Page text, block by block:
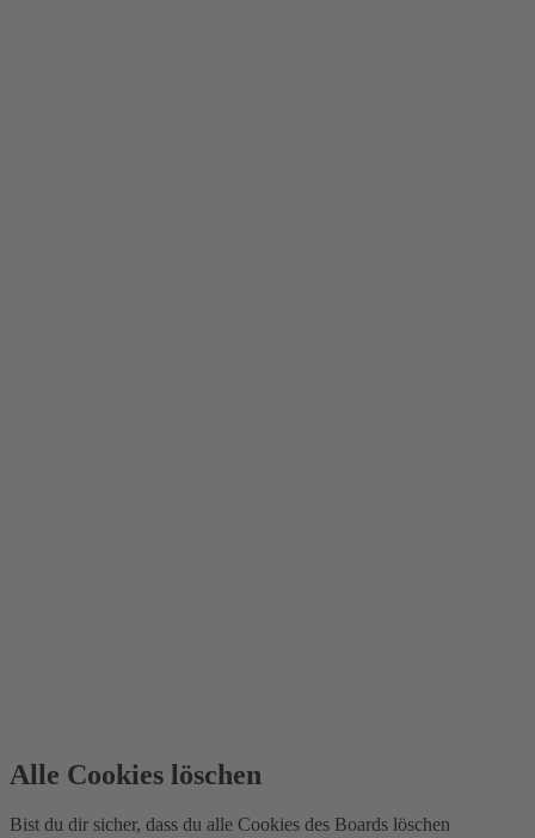
Alle Cookies löschen
Bist du dir sicher, dass du alle Cookies des Boards löschen